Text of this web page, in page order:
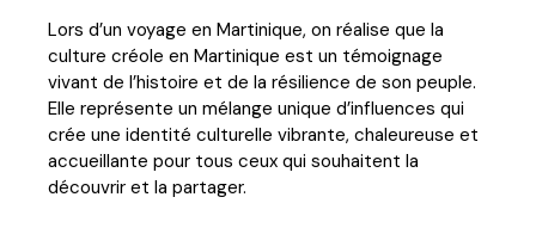
Lors d’un voyage en Martinique, on réalise que la
culture créole en Martinique est un témoignage
vivant de l’histoire et de la résilience de son peuple.
Elle représente un mélange unique d’influences qui
crée une identité culturelle vibrante, chaleureuse et
accueillante pour tous ceux qui souhaitent la
découvrir et la partager.